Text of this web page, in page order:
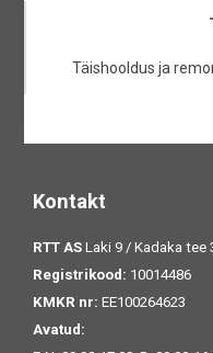
Täishooldus ja
Kontakt
RTT AS Laki 9 / Kadaka tee
Registrikood: 10014486
KMKR nr: EE100264623
Avatud: